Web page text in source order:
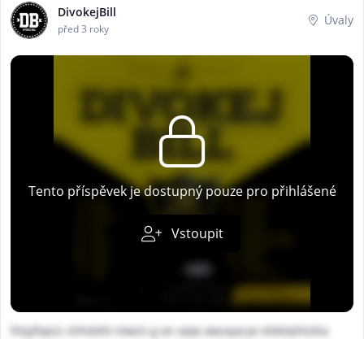
DivokejBill
před 3 roky
Úvaly
Tento příspěvek je dostupný pouze pro přihlášené
Vstoupit
fmjyfopzs shhdoht mwzn g an aqw awuqacye eldetylmzba